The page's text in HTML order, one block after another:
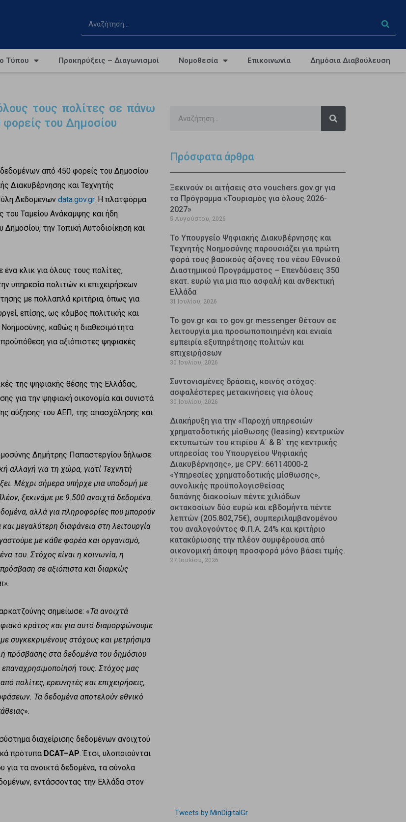
Τύπου Προκηρύξεις – Διαγωνισμοί Νομοθεσία Επικοινωνία Δημόσια Διαβούλευση
τους πολίτες σε πάνω
του Δημοσίου
από 450 φορείς του Δημοσίου
Διακυβέρνησης και Τεχνητής
Δεδομένων data.gov.gr. Η πλατφόρμα
Ταμείου Ανάκαμψης και ήδη
την Τοπική Αυτοδιοίκηση και
κλικ για όλους τους πολίτες,
υπηρεσία πολιτών κι επιχειρήσεων
με πολλαπλά κριτήρια, όπως για
επίσης, ως κόμβος πολιτικής και
καθώς η διαθεσιμότητα
για αξιόπιστες ψηφιακές
της ψηφιακής θέσης της Ελλάδας,
για την ψηφιακή οικονομία και συνιστά
αύξησης του ΑΕΠ, της απασχόλησης και
Δημήτρης Παπαστεργίου δήλωσε:
αλλαγή για τη χώρα, γιατί Τεχνητή
Μέχρι σήμερα υπήρχε μια υποδομή με
ξεκινάμε με 9.500 ανοιχτά δεδομένα.
αλλά για πληροφορίες που μπορούν
μεγαλύτερη διαφάνεια στη λειτουργία
με κάθε φορέα και οργανισμό,
του. Στόχος είναι η κοινωνία, η
σε αξιόπιστα και διαρκώς
σημείωσε: «Τα ανοιχτά
κράτος και για αυτό διαμορφώνουμε
συγκεκριμένους στόχους και μετρήσιμα
πρόσβασης στα δεδομένα του δημόσιου
επαναχρησιμοποίησή τους. Στόχος μας
πολίτες, ερευνητές και επιχειρήσεις,
Τα δεδομένα αποτελούν εθνικό
».
διαχείρισης δεδομένων ανοιχτού
πρότυπα DCAT–AP. Έτσι, υλοποιούνται
για τα ανοικτά δεδομένα, τα σύνολα
εντάσσοντας την Ελλάδα στον
Πρόσφατα άρθρα
Ξεκινούν οι αιτήσεις στο vouchers.gov.gr για
το Πρόγραμμα «Τουρισμός για όλους 2026-
2027»
5 Αυγούστου, 2026
Το Υπουργείο Ψηφιακής Διακυβέρνησης και
Τεχνητής Νοημοσύνης παρουσιάζει για πρώτη
φορά τους βασικούς άξονες του νέου Εθνικού
Διαστημικού Προγράμματος – Επενδύσεις 350
εκατ. ευρώ για μια πιο ασφαλή και ανθεκτική
Ελλάδα
31 Ιουλίου, 2026
Το gov.gr και το gov.gr messenger θέτουν σε
λειτουργία μια προσωποποιημένη και ενιαία
εμπειρία εξυπηρέτησης πολιτών και
επιχειρήσεων
30 Ιουλίου, 2026
Συντονισμένες δράσεις, κοινός στόχος:
ασφαλέστερες μετακινήσεις για όλους
30 Ιουλίου, 2026
Διακήρυξη για την «Παροχή υπηρεσιών
χρηματοδοτικής μίσθωσης (leasing) κεντρικών
εκτυπωτών του κτιρίου Α΄ & Β΄ της κεντρικής
υπηρεσίας του Υπουργείου Ψηφιακής
Διακυβέρνησης», με CPV: 66114000-2
«Υπηρεσίες χρηματοδοτικής μίσθωσης»,
συνολικής προϋπολογισθείσας
δαπάνης διακοσίων πέντε χιλιάδων
οκτακοσίων δύο ευρώ και εβδομήντα πέντε
λεπτών (205.802,75€), συμπεριλαμβανομένου
του αναλογούντος Φ.Π.Α. 24% και κριτήριο
κατακύρωσης την πλέον συμφέρουσα από
οικονομική άποψη προσφορά μόνο βάσει τιμής.
27 Ιουλίου, 2026
Tweets by MinDigitalGr